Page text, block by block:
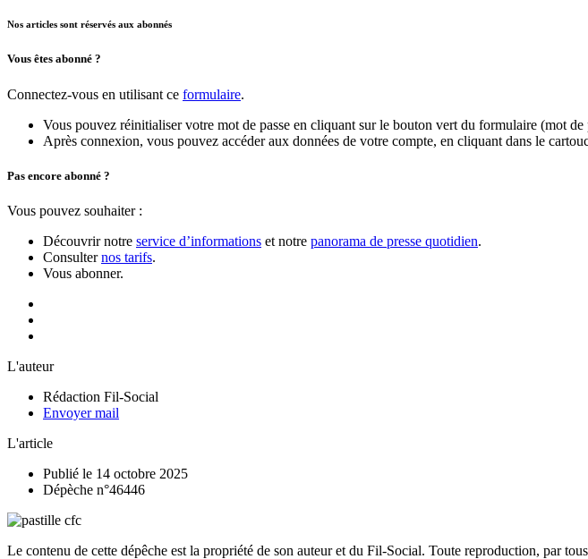
Nos articles sont réservés aux abonnés
Vous êtes abonné ?
Connectez-vous en utilisant ce formulaire.
Vous pouvez réinitialiser votre mot de passe en cliquant sur le bouton vert du formulaire (mot de
Après connexion, vous pouvez accéder aux données de votre compte, en cliquant dans le
Pas encore abonné ?
Vous pouvez souhaiter :
Découvrir notre service d’informations et notre panorama de presse quotidien.
Consulternos tarifs.
Vous abonner.
L'auteur
Rédaction Fil-Social
Envoyer mail
L'article
Publié le 14 octobre 2025
Dépèche n°46446
Le contenu de cette dépêche est la propriété de son auteur et du Fil-Social. Toute reproduction, par